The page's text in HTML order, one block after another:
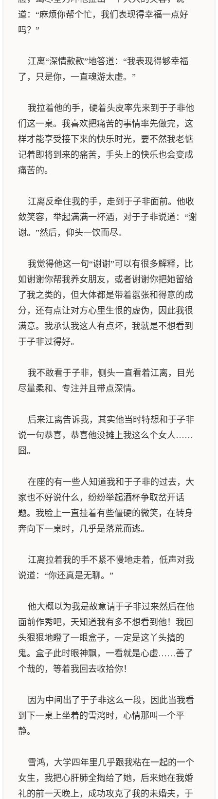
道：“麻烦你帮个忙，我们表现得幸福一点好
吗？”
江离“深情款款”地答道：“我表现得够幸福
了，只是你，一直魂游太虚。”
我拉着他的手，硬着头皮率先来到于子非他
们这一桌。我喜欢把痛苦的事情率先做完，这
样才能享受接下来的快乐时光，要不然我老惦
记着即将到来的痛苦，手头上的快乐也会变成
痛苦的。
江离反牵住我的手，走到于子非面前。他收
敛笑容，举起满满一杯酒，对于子非说道：“谢
谢。”然后，仰头一饮而尽。
我觉得他这一句“谢谢”可以有很多解释，比
如谢谢你帮我养女朋友，或者谢谢你把她留给
了我之类的，但大体都是带着嚣张和得意的成
分，还有点让对方心里生恨的虚伪，因此我很
满意。我承认我这人有点坏，我就是不想看到
于子非过得好。
我不敢看于子非，侧头一直看着江离，目光
尽量柔和、专注并且带点深情。
后来江离告诉我，其实他当时特想和于子非
说一句恭喜，恭喜他没摊上我这么个女人……
囧。
在座的有一些人知道我和于子非的过去，大
家也不好说什么，纷纷举起酒杯争取岔开话
题。我脸上一直挂着有些僵硬的微笑，在转身
奔向下一桌时，几乎是落荒而逃。
江离拉着我的手不紧不慢地走着，低声对我
说道：“你还真是无聊。”
他大概以为我是故意请于子非过来然后在他
面前作秀吧，天知道我有多不想看到他！我回
头狠狠地瞪了一眼盒子，一定是这丫头搞的
鬼。盒子此时眼神飘，一看就是心虚……善了
个哉的，等着我回去收拾你！
因为中间出了于子非这么一段，因此当我看
到下一桌上坐着的雪鸿时，心情那叫一个平
静。
雪鸿，大学四年里几乎跟我粘在一起的一个
女生，我把心肝肺全掏给了她，后来她在我婚
礼的前一天晚上，成功攻克了我的未婚夫，于